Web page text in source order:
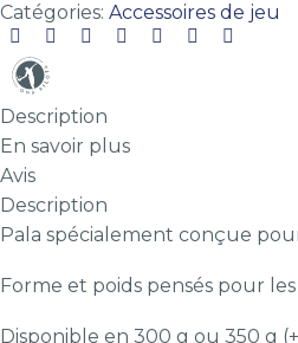
Catégories: Accessoires de jeu
Description
En savoir plus
Avis
Description
Pala spécialement conçue
Forme et poids pensés pour
Disponible en 300 g ou 350 g